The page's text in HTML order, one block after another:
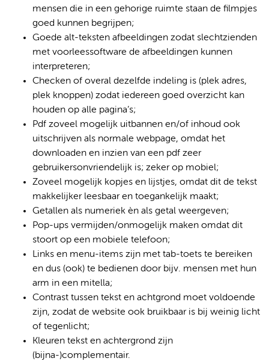
mensen die in een gehorige ruimte staan de filmpjes
goed kunnen begrijpen;
Goede alt-teksten afbeeldingen zodat slechtzienden
met voorleessoftware de afbeeldingen kunnen
interpreteren;
Checken of overal dezelfde indeling is (plek adres,
plek knoppen) zodat iedereen goed overzicht kan
houden op alle pagina’s;
Pdf zoveel mogelijk uitbannen en/of inhoud ook
uitschrijven als normale webpage, omdat het
downloaden en inzien van een pdf zeer
gebruikersonvriendelijk is; zeker op mobiel;
Zoveel mogelijk kopjes en lijstjes, omdat dit de tekst
makkelijker leesbaar en toegankelijk maakt;
Getallen als numeriek èn als getal weergeven;
Pop-ups vermijden/onmogelijk maken omdat dit
stoort op een mobiele telefoon;
Links en menu-items zijn met tab-toets te bereiken
en dus (ook) te bedienen door bijv. mensen met hun
arm in een mitella;
Contrast tussen tekst en achtgrond moet voldoende
zijn, zodat de website ook bruikbaar is bij weinig licht
of tegenlicht;
Kleuren tekst en achtergrond zijn
(bijna-)complementair.